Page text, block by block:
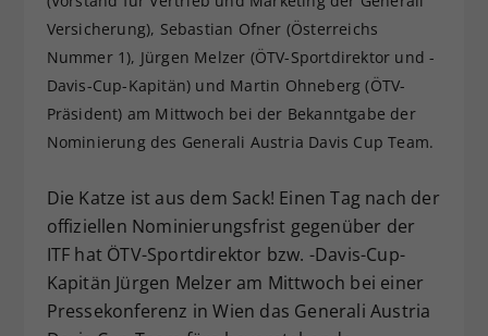
Versicherung), Sebastian Ofner (Österreichs
Nummer 1), Jürgen Melzer (ÖTV-Sportdirektor und -
Davis-Cup-Kapitän) und Martin Ohneberg (ÖTV-
Präsident) am Mittwoch bei der Bekanntgabe der
Nominierung des Generali Austria Davis Cup Team.
Die Katze ist aus dem Sack! Einen Tag nach der
offiziellen Nominierungsfrist gegenüber der
ITF hat ÖTV-Sportdirektor bzw. -Davis-Cup-
Kapitän Jürgen Melzer am Mittwoch bei einer
Pressekonferenz in Wien das Generali Austria
Zweck
Dieser Wert speichert Ihre Consent-
Einstellungen. Unter anderem eine
historische Speicherung Ihrer
vorgenommen Einstellungen, falls der
Webseiten-Betreiber dies eingestellt